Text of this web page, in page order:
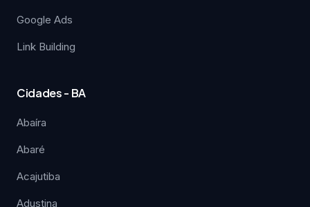
Google Ads
Link Building
Cidades - BA
Abaíra
Abaré
Acajutiba
Adustina